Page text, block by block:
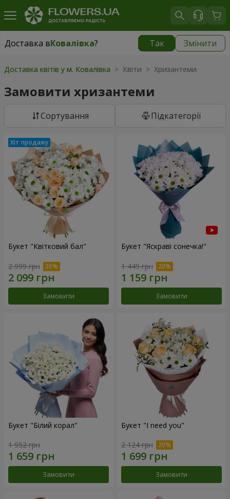
Доставка вКовалівка? Так Змінити
Доставка вКовалівка|
Доставка квітів у м. Ковалівка > Квіти > Хризантеми
Замовити хризантеми
Сортування Підкатегорії
Букет "Квітковий бал"
2 999 грн
Замовити
Букет "Яскраві сонечка!"
1 449 грн
Замовити
Букет "Білий корал"
1 952 грн
Замовити
Букет "I need you"
2 124 грн
Замовити